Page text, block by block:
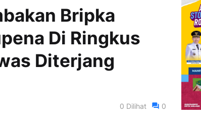
Bripka
Di Ringkus
Diterjang
0 Dilihat 0